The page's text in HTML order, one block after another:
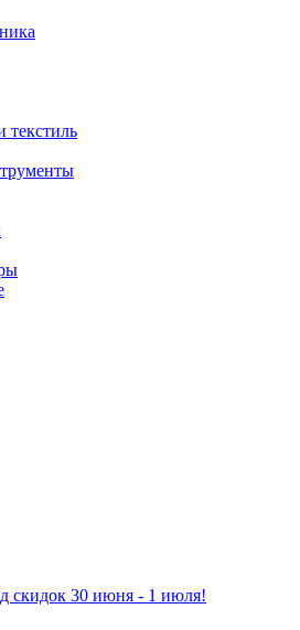
текстиль
скидок 30 июня - 1 июля!